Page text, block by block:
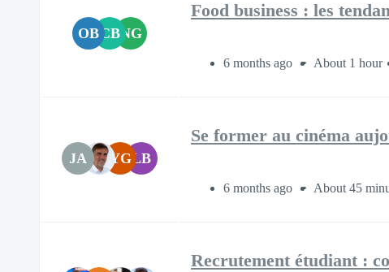
OB CBNG
Food business : les
6 months ago About 1 hour
JA YG LB
Se former au cinéma
6 months ago About 45
Recrutement étudiant :